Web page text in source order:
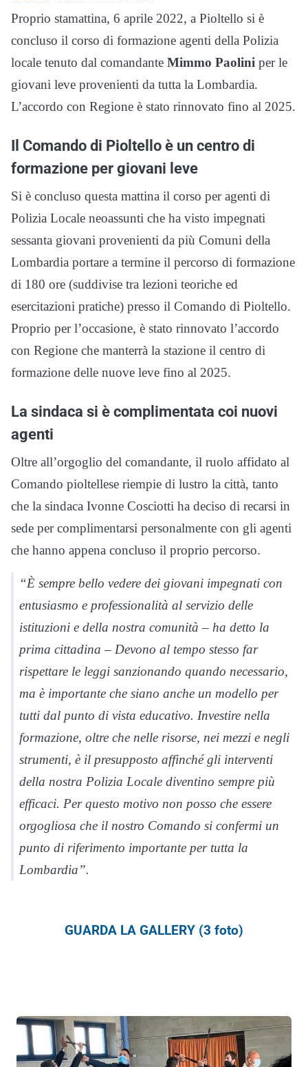
Proprio stamattina, 6 aprile 2022, a Pioltello si è
concluso il corso di formazione agenti della Polizia
locale tenuto dal comandante Mimmo Paolini per le
giovani leve provenienti da tutta la Lombardia.
L’accordo con Regione è stato rinnovato fino al 2025.
Il Comando di Pioltello è un centro di
formazione per giovani leve
Si è concluso questa mattina il corso per agenti di
Polizia Locale neoassunti che ha visto impegnati
sessanta giovani provenienti da più Comuni della
Lombardia portare a termine il percorso di formazione
di 180 ore (suddivise tra lezioni teoriche ed
esercitazioni pratiche) presso il Comando di Pioltello.
Proprio per l’occasione, è stato rinnovato l’accordo
con Regione che manterrà la stazione il centro di
formazione delle nuove leve fino al 2025.
La sindaca si è complimentata coi nuovi
agenti
Oltre all’orgoglio del comandante, il ruolo affidato al
Comando pioltellese riempie di lustro la città, tanto
che la sindaca Ivonne Cosciotti ha deciso di recarsi in
sede per complimentarsi personalmente con gli agenti
che hanno appena concluso il proprio percorso.
“È sempre bello vedere dei giovani impegnati con
entusiasmo e professionalità al servizio delle
istituzioni e della nostra comunità – ha detto la
prima cittadina – Devono al tempo stesso far
rispettare le leggi sanzionando quando necessario,
ma è importante che siano anche un modello per
tutti dal punto di vista educativo. Investire nella
formazione, oltre che nelle risorse, nei mezzi e negli
strumenti, è il presupposto affinché gli interventi
della nostra Polizia Locale diventino sempre più
efficaci. Per questo motivo non posso che essere
orgogliosa che il nostro Comando si confermi un
punto di riferimento importante per tutta la
Lombardia”.
GUARDA LA GALLERY (3 foto)